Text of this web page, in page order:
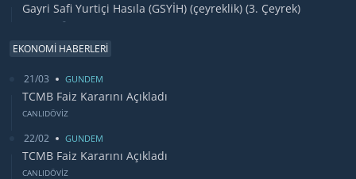
Gayri Safi Yurtiçi Hasıla (GSYİH) (çeyreklik) (3. Çeyrek)
Ö:2.1%
21/12 TR TRY
A:0% Ö:94.51%
EKONOMİ HABERLERİ
21/03 GUNDEM
TCMB Faiz Kararını Açıkladı
CANLIDÖVİZ
22/02 GUNDEM
TCMB Faiz Kararını Açıkladı
CANLIDÖVİZ